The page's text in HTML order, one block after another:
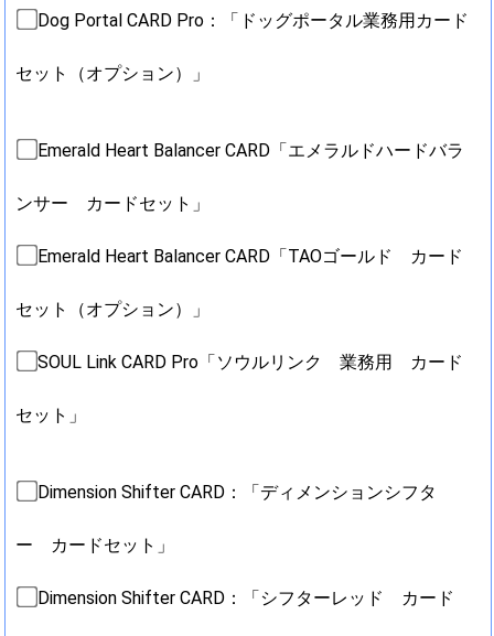
Dog Portal CARD Pro：「ドッグポータル業務用カード
セット（オプション）」
Emerald Heart Balancer CARD「エメラルドハードバラ
ンサー カードセット」
Emerald Heart Balancer CARD「TAOゴールド カード
セット（オプション）」
SOUL Link CARD Pro「ソウルリンク 業務用 カード
セット」
Dimension Shifter CARD：「ディメンションシフタ
ー カードセット」
Dimension Shifter CARD：「シフターレッド カード